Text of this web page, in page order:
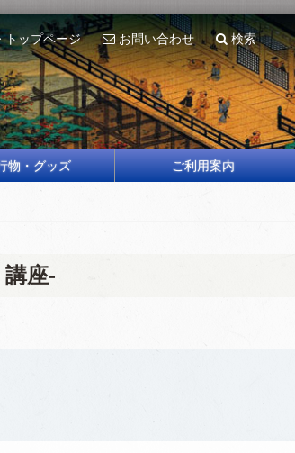
トップページ お問い合わせ 検索
物・グッズ ご利用案内
座-